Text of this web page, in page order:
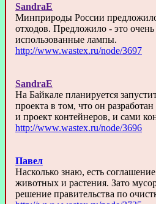
SandraE
Минприроды России
отходов. Предложило - это
использованные лампы.
http://www.wastex.ru/node/3697
SandraE
На Байкале планируется
проекта в том, что он
и проект контейнеров, и сами
http://www.wastex.ru/node/3696
Павел
Насколько знаю, есть
животных и растения. Зато
решение правительства по